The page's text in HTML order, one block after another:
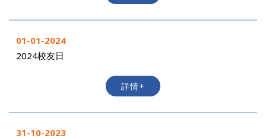
01-01-2024
2024校友日
詳情+
31-10-2023